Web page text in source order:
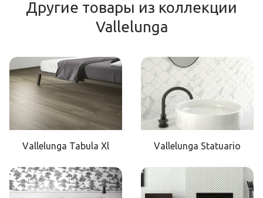
Другие товары из коллекции
Vallelunga
Vallelunga Tabula Xl Vallelunga Statuario